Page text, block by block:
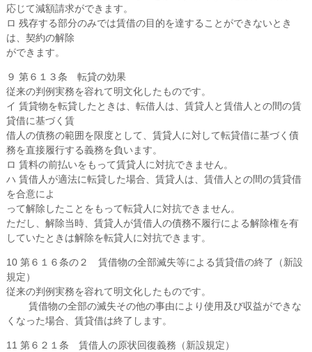
応じて減額請求ができます。
ロ 残存する部分のみでは賃借の目的を達することができないとき
は、契約の解除
ができます。
９ 第６１３条 転貸の効果
従来の判例実務を容れて明文化したものです。
イ 賃貸物を転貸したときは、転借人は、賃貸人と賃借人との間の賃
貸借に基づく賃
借人の債務の範囲を限度として、賃貸人に対して転貸借に基づく債
務を直接履行する義務を負います。
ロ 賃料の前払いをもって賃貸人に対抗できません。
ハ 賃借人が適法に転貸した場合、賃貸人は、賃借人との間の賃貸借
を合意によ
って解除したことをもって転貸人に対抗できません。
ただし、解除当時、賃貸人が賃借人の債務不履行による解除権を有
していたときは解除を転貸人に対抗できます。
10 第６１６条の２ 賃借物の全部滅失等による賃貸借の終了（新設
規定）
従来の判例実務を容れて明文化したものです。
賃借物の全部の滅失その他の事由により使用及び収益ができな
くなった場合、賃貸借は終了します。
11 第６２１条 賃借人の原状回復義務（新設規定）